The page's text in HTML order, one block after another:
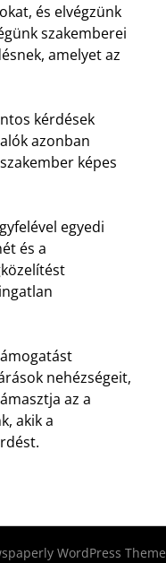
és elvégzünk
szakemberei
amelyet az
kérdések
azonban
képes
egyedi
és a
nehézségeit,
az a
akik a
WordPress Theme